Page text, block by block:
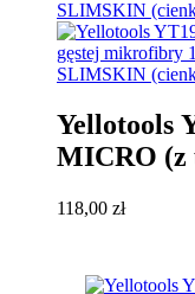
Yellotools
MICRO (z
kurzu”) |
118,00 zł